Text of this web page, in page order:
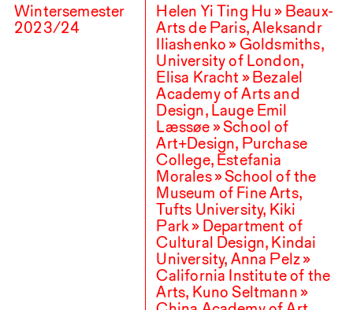
Wintersemester
2023/24
Helen Yi Ting Hu » Beaux-
Arts de Paris, Aleksandr
Iliashenko » Goldsmiths,
University of London,
Elisa Kracht » Bezalel
Academy of Arts and
Design, Lauge Emil
Læssøe » School of
Art+Design, Purchase
College, Estefania
Morales » School of the
Museum of Fine Arts,
Tufts University, Kiki
Park » Department of
Cultural Design, Kindai
University, Anna Pelz »
California Institute of the
Arts, Kuno Seltmann »